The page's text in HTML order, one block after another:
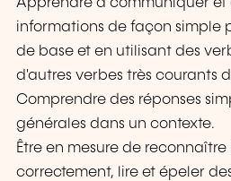
informations de façon simple
de base et en utilisant des
d'autres verbes très courants
Comprendre des réponses
générales dans un contexte.
Être en mesure de
correctement, lire et épeler